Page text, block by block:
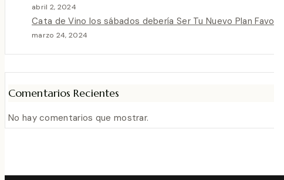
abril 2, 2024
Cata de Vino los sábados debería Ser Tu Nuevo Plan Favorito
marzo 24, 2024
Comentarios Recientes
No hay comentarios que mostrar.